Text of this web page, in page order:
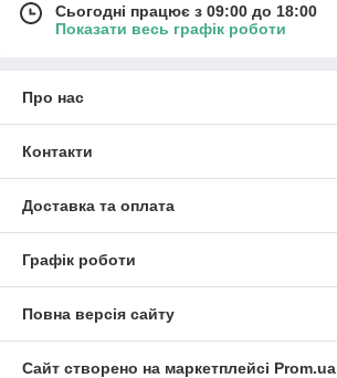
Сьогодні працює з 09:00 до 18:00
Показати весь графік роботи
Про нас
Контакти
Доставка та оплата
Графік роботи
Повна версія сайту
Сайт створено на маркетплейсі Prom.ua